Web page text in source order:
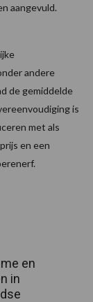
aangevuld.
andere
de gemiddelde
is
met als
en een
en
in